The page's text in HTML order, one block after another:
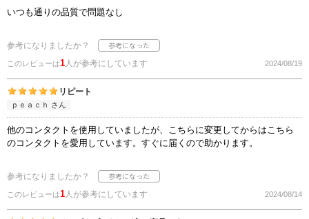
いつも通りの品質で問題なし
参考になりましたか？
このレビューは1人が参考にしています 2024/08/19
リピート
ｐｅａｃｈ さん
他のコンタクトを使用していましたが、こちらに変更してからはこちら
のコンタクトを愛用しています。すぐに届くので助かります。
参考になりましたか？
このレビューは1人が参考にしています 2024/08/14